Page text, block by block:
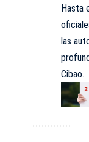
Hasta
las
Cibao.